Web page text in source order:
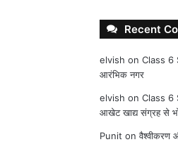
Recent
elvish onClass 6
आरंभिक नगर
elvish onClass 6
आखेट खाद्य संग्रह से
Punit onवैश्वीकरण